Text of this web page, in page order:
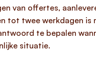
van offertes,
tot twee werkdagen is
te bepalen
situatie.